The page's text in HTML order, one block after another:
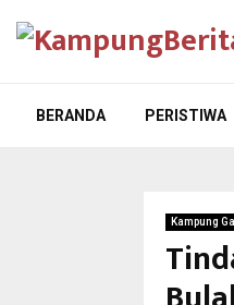
BERANDA PERISTIWA
Kampung